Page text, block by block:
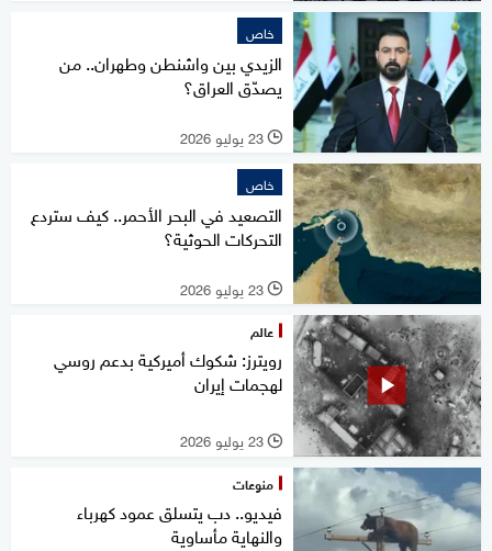
خاص
الزيدي بين واشنطن وطهران.. من
يصدّق العراق؟
l 23 يوليو 2026
خاص
التصعيد في البحر الأحمر.. كيف ستردع
التحركات الحوثية؟
l 23 يوليو 2026
عالم
رويترز: شكوك أميركية بدعم روسي
لهجمات إيران
l 23 يوليو 2026
منوعات
فيديو.. دب يتسلق عمود كهرباء
والنهاية مأساوية